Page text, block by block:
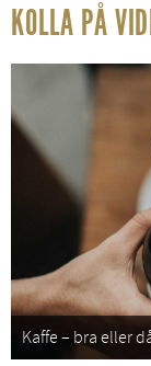
KOLLA PÅ
Kaffe – bra eller